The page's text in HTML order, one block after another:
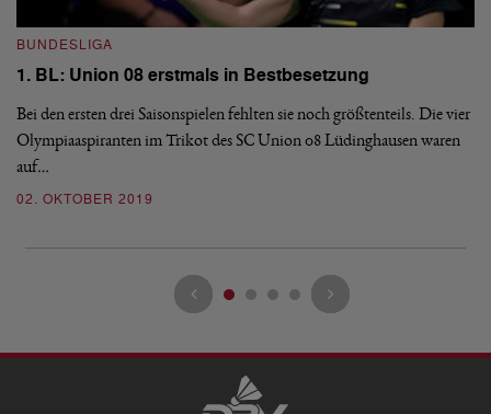
BUNDESLIGA
1. BL: Union 08 erstmals in Bestbesetzung
Bei den ersten drei Saisonspielen fehlten sie noch größtenteils. Die vier
Olympiaaspiranten im Trikot des SC Union 08 Lüdinghausen waren
auf…
02. OKTOBER 2019